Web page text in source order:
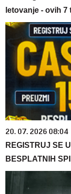
letovanje - ovih
20. 07. 2026 08:04
REGISTRUJ SE
BESPLATNIH